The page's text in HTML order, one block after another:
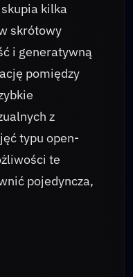
kilka
skrótowy
i generatywną
pomiędzy
z
typu open-
te
pojedyncza,